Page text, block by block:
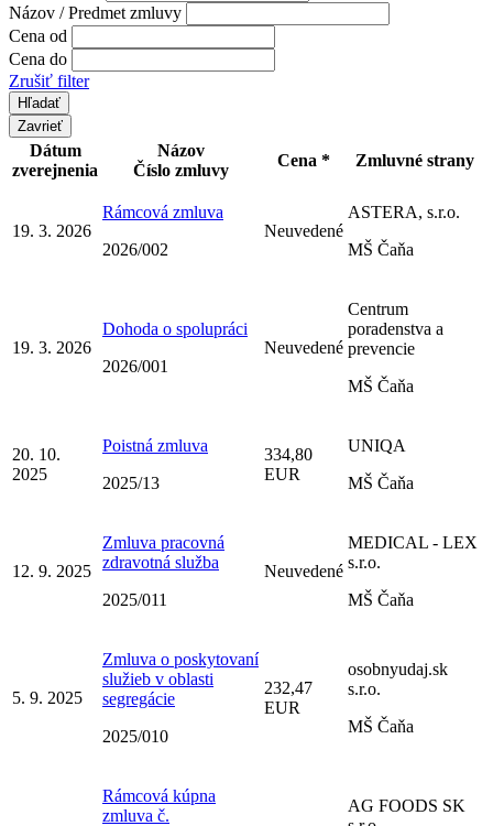
Názov / Predmet zmluvy
Cena od
Cena do
Zrušiť filter
Zavrieť
Dátum
zverejnenia
Názov
Číslo zmluvy
Cena * Zmluvné strany
19. 3. 2026
Rámcová zmluva
2026/002
Neuvedené
ASTERA, s.r.o.
MŠ Čaňa
19. 3. 2026
Dohoda o spolupráci
2026/001
Neuvedené
Centrum
poradenstva a
prevencie
MŠ Čaňa
20. 10.
2025
Poistná zmluva
2025/13
334,80
EUR
UNIQA
MŠ Čaňa
12. 9. 2025
Zmluva pracovná
zdravotná služba
2025/011
Neuvedené
MEDICAL - LEX
s.r.o.
MŠ Čaňa
5. 9. 2025
Zmluva o poskytovaní
služieb v oblasti
segregácie
2025/010
232,47
EUR
osobnyudaj.sk
s.r.o.
MŠ Čaňa
Rámcová kúpna
zmluva č.
AG FOODS SK